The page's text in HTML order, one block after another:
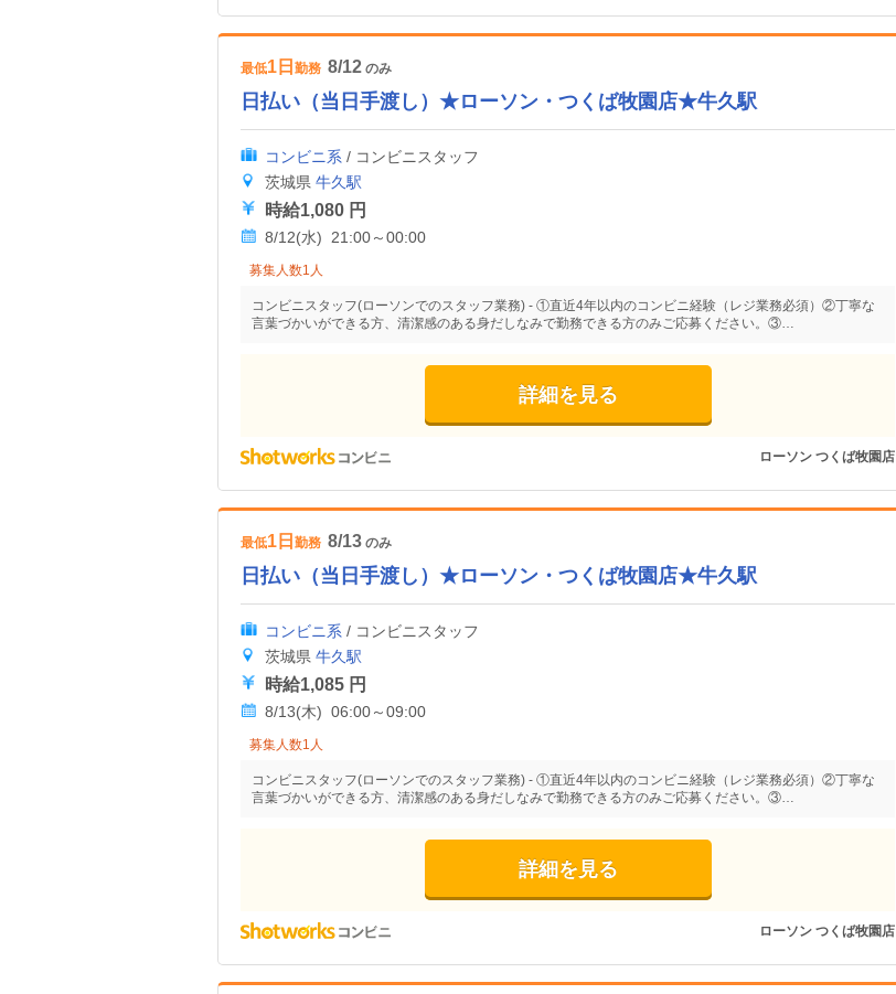
最低1日 勤務 8/12 のみ
日払い（当日手渡し）★ローソン・つくば牧園店★牛久駅
コンビニ系 / コンビニスタッフ
茨城県 牛久駅
時給1,080 円
8/12(水) 21:00～00:00
募集人数1人
コンビニスタッフ(ローソンでのスタッフ業務) - ①直近4年以内のコンビニ経験（レジ業務必須）②丁寧な
言葉づかいができる方、清潔感のある身だしなみで勤務できる方のみご応募ください。③…
詳細を見る
ローソン つくば牧園店
最低1日 勤務 8/13 のみ
日払い（当日手渡し）★ローソン・つくば牧園店★牛久駅
コンビニ系 / コンビニスタッフ
茨城県 牛久駅
時給1,085 円
8/13(木) 06:00～09:00
募集人数1人
コンビニスタッフ(ローソンでのスタッフ業務) - ①直近4年以内のコンビニ経験（レジ業務必須）②丁寧な
言葉づかいができる方、清潔感のある身だしなみで勤務できる方のみご応募ください。③…
詳細を見る
ローソン つくば牧園店